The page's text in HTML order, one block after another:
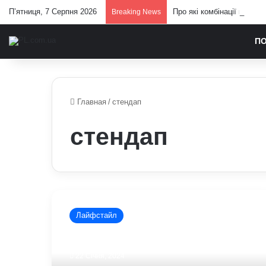
П’ятниця, 7 Серпня 2026 Breaking News Про які комбінації
Главная / стендап
стендап
«Битва
Лайфстайл